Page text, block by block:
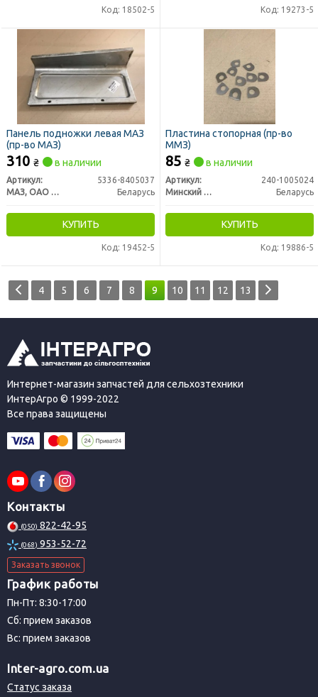
Код: 18502-5 Код: 19273-5
Панель подножки левая МАЗ
(пр-во МАЗ)
310 ₴ в наличии
Артикул:
5336-8405037
МАЗ, ОАО «Минский автомобильный завод»
Беларусь
КУПИТЬ
Код: 19452-5
Пластина стопорная (пр-во
ММЗ)
85 ₴ в наличии
Артикул:
240-1005024
Минский Моторный Завод
Беларусь
КУПИТЬ
Код: 19886-5
4 5 6 7 8 9 10 11 12 13
Интернет-магазин запчастей для сельхозтехники
ИнтерАгро © 1999-2022
Все права защищены
Контакты
(050) 822-42-95
(068) 953-52-72
Заказать звонок
График работы
Пн-Пт: 8:30-17:00
Сб: прием заказов
Вс: прием заказов
Inter-agro.com.ua
Статус заказа